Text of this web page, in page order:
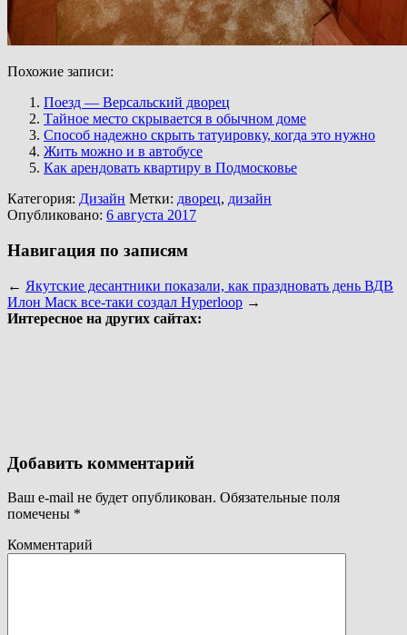
Похожие записи:
Поезд — Версальский дворец
Тайное место скрывается в обычном доме
Способ надежно скрыть татуировку, когда это нужно
Жить можно и в автобусе
Как арендовать квартиру в Подмосковье
Категория: Дизайн Метки: дворец, дизайн
Опубликовано: 6 августа 2017
Навигация по записям
← Якутские десантники показали, как праздновать день ВДВ
Илон Маск все-таки создал Hyperloop →
Интересное на других сайтах:
Добавить комментарий
Ваш e-mail не будет опубликован. Обязательные поля
помечены *
Комментарий